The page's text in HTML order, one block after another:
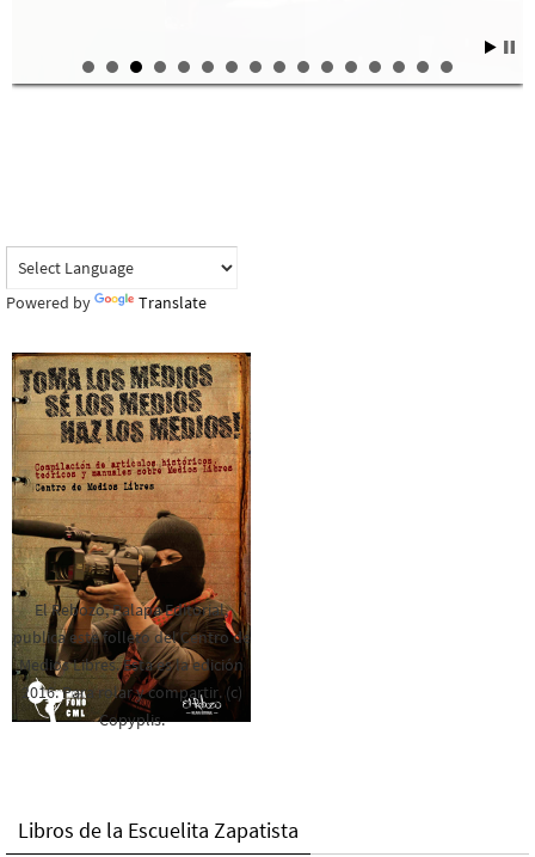
Powered by Translate
El Rebozo, Palapa Editorial,
publica este folleto del Centro de
Medios Libres. Esta es la edición
2016. Para rolar y compartir. (c)
Copyplis.
Libros de la Escuelita Zapatista